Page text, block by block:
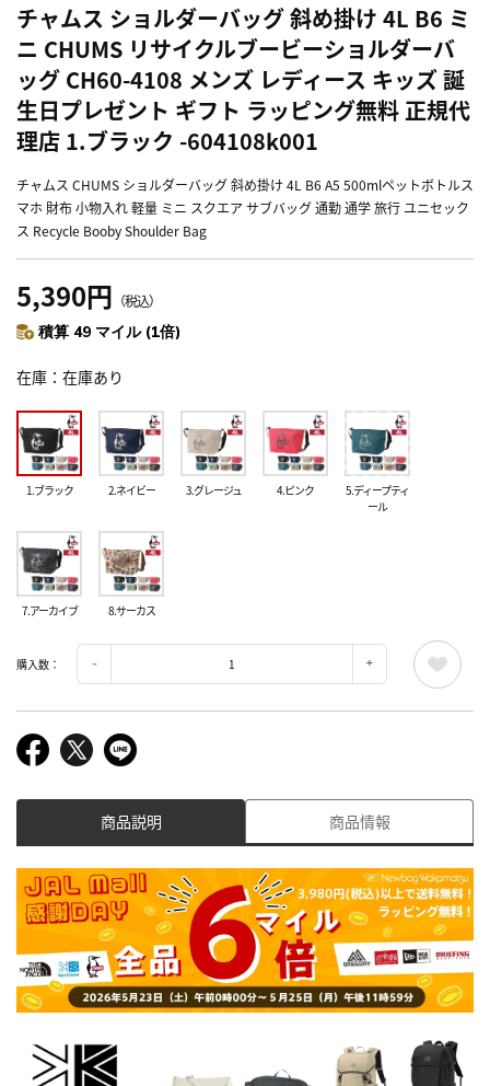
チャムス ショルダーバッグ 斜め掛け 4L B6 ミ
ニ CHUMS リサイクルブービーショルダーバ
ッグ CH60-4108 メンズ レディース キッズ 誕
生日プレゼント ギフト ラッピング無料 正規代
理店 1.ブラック -604108k001
チャムス CHUMS ショルダーバッグ 斜め掛け 4L B6 A5 500mlペットボトルス
マホ 財布 小物入れ 軽量 ミニ スクエア サブバッグ 通勤 通学 旅行 ユニセック
ス Recycle Booby Shoulder Bag
5,390円 （税込）
積算 49 マイル (1倍)
在庫 在庫あり
1.ブラック 2.ネイビー 3.グレージュ 4.ピンク
5.ディープティ
ール
7.アーカイブ 8.サーカス
購入数：
商品説明 商品情報